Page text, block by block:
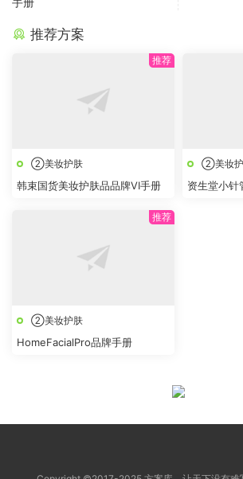
推荐方案
②美妆护肤
韩束国货美妆护肤品品牌VI手册
②美妆
资生堂小针
②美妆护肤
HomeFacialPro品牌手册